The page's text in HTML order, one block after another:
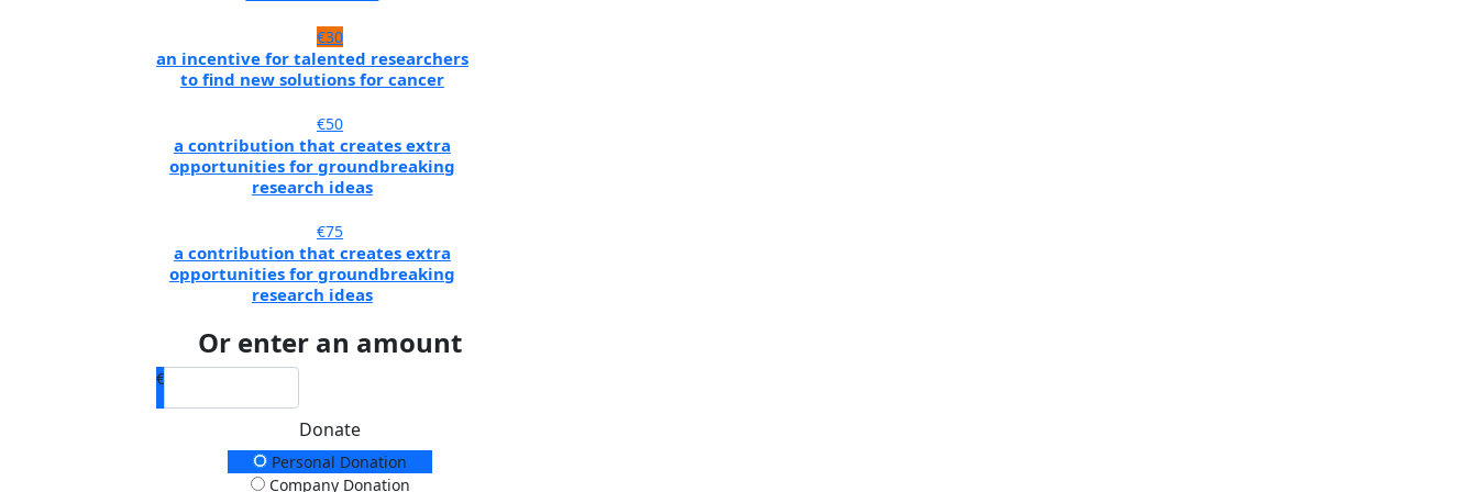
€30
an incentive for talented researchers
to find new solutions for cancer
€50
a contribution that creates extra
opportunities for groundbreaking
research ideas
€75
a contribution that creates extra
opportunities for groundbreaking
research ideas
Or enter an amount
€
Donate
Donation TypePersonal Donation
Company Donation